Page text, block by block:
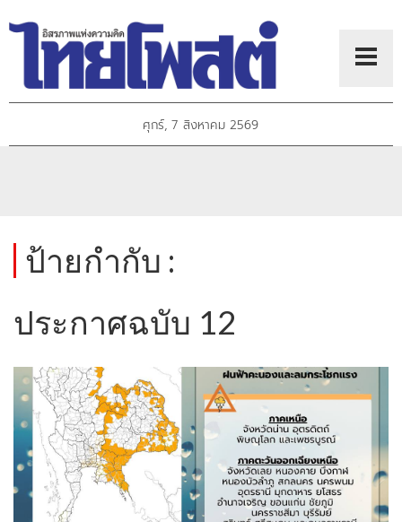
ศุกร์, 7 สิงหาคม 2569
ป้ายกำกับ :
ประกาศฉบับ 12